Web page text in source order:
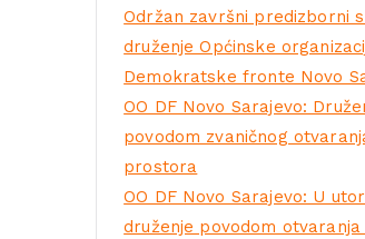
Održan završni predizborni
druženje Općinske
Demokratske fronte Novo
OO DF Novo Sarajevo:
povodom zvaničnog
prostora
OO DF Novo Sarajevo: U
druženje povodom otvaranja